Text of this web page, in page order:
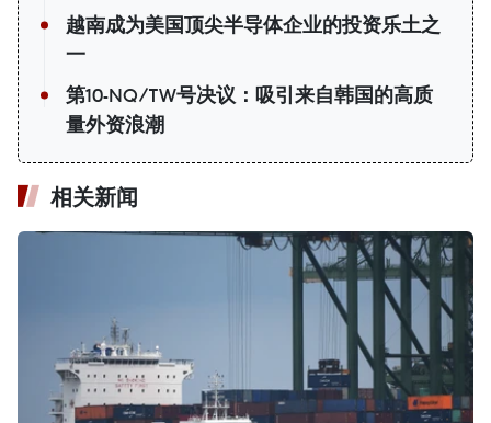
越南成为美国顶尖半导体企业的投资乐土之
一
第10-NQ/TW号决议：吸引来自韩国的高质
量外资浪潮
相关新闻